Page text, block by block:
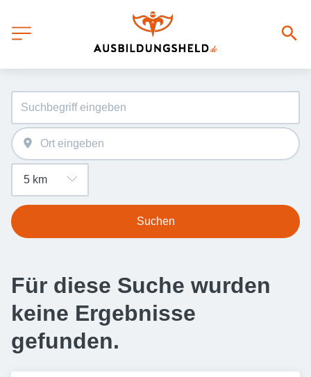
Suchen
Für diese Suche wurden
keine Ergebnisse
gefunden.